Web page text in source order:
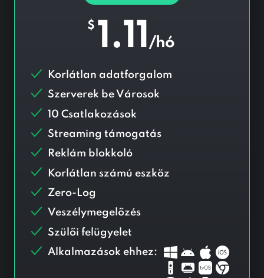
$ 1.11/hó
Korlátlan adatforgalom
Szerverek be Városok
10 Csatlakozások
Streaming támogatás
Reklám blokkoló
Korlátlan számú eszköz
Zero-Log
Veszélymegelőzés
Szülői felügyelet
Alkalmazások ehhez: